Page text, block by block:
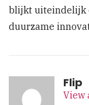
blijkt uiteindelijk
duurzame
Flip
View